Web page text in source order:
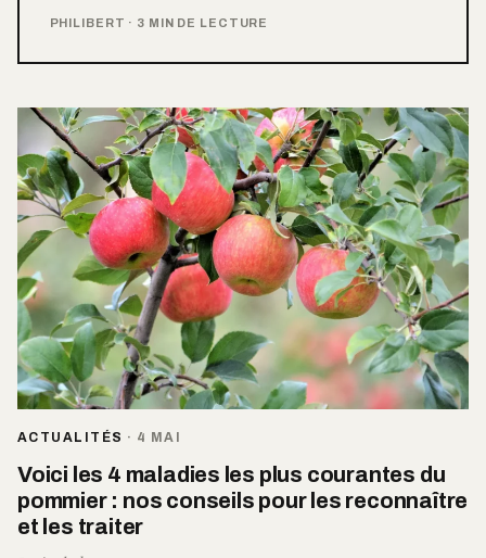
PHILIBERT · 3 MIN DE LECTURE
ACTUALITÉS · 4 MAI
Voici les 4 maladies les plus courantes du
pommier : nos conseils pour les reconnaître
et les traiter